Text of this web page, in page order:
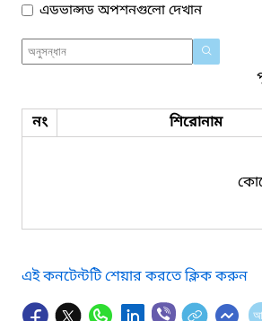
এডভান্সড অপশনগুলো দেখান
নং শিরোনাম
এই কনটেন্টটি শেয়ার করতে ক্লিক করুন